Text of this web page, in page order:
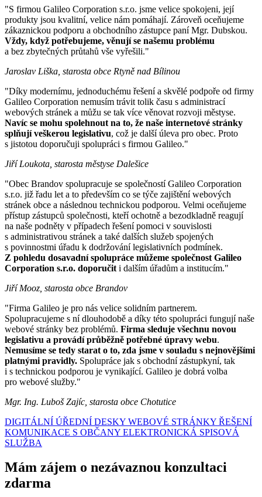
"S firmou Galileo Corporation s.r.o. jsme velice spokojeni, její
produkty jsou kvalitní, velice nám pomáhají. Zároveň oceňujeme
zákaznickou podporu a obchodního zástupce paní Mgr. Dubskou.
Vždy, když potřebujeme, věnují se našemu problému
a bez zbytečných průtahů vše vyřešili."
Jaroslav Liška, starosta obce Rtyně nad Bílinou
"Díky modernímu, jednoduchému řešení a skvělé podpoře od firmy
Galileo Corporation nemusím trávit tolik času s administrací
webových stránek a můžu se tak více věnovat rozvoji městyse.
Navíc se mohu spolehnout na to, že naše internetové stránky
splňují veškerou legislativu, což je další úleva pro obec. Proto
s jistotou doporučuji spolupráci s firmou Galileo."
Jiří Loukota, starosta městyse Dalešice
"Obec Brandov spolupracuje se společností Galileo Corporation
s.r.o. již řadu let a to především co se týče zajištění webových
stránek obce a následnou technickou podporou. Velmi oceňujeme
přístup zástupců společnosti, kteří ochotně a bezodkladně reagují
na naše podněty v případech řešení pomoci v souvislosti
s administrativou stránek a také dalších služeb spojených
s povinnostmi úřadu k dodržování legislativních podmínek.
Z pohledu dosavadní spolupráce můžeme společnost Galileo
Corporation s.r.o. doporučit i dalším úřadům a institucím."
Jiří Mooz, starosta obce Brandov
"Firma Galileo je pro nás velice solidním partnerem.
Spolupracujeme s ní dlouhodobě a díky této spolupráci fungují naše
webové stránky bez problémů. Firma sleduje všechnu novou
legislativu a provádí průběžně potřebné úpravy webu.
Nemusíme se tedy starat o to, zda jsme v souladu s nejnovějšími
platnými pravidly. Spolupráce jak s obchodní zástupkyní, tak
i s technickou podporou je vynikající. Galileo je dobrá volba
pro webové služby."
Mgr. Ing. Luboš Zajíc, starosta obce Chotutice
DIGITÁLNÍ ÚŘEDNÍ DESKY WEBOVÉ STRÁNKY ŘEŠENÍ
KOMUNIKACE S OBČANY ELEKTRONICKÁ SPISOVÁ
SLUŽBA
Mám zájem o nezávaznou konzultaci
zdarma